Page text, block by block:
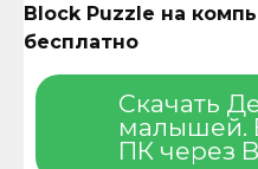
Block Puzzle на
бесплатно
Скачать
малышей.
ПК через